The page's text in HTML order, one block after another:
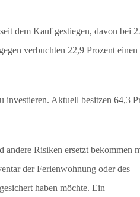
dem Kauf gestiegen, davon bei
verbuchten 22,9 Prozent einen
investieren. Aktuell besitzen 64,3
Risiken ersetzt bekommen
der Ferienwohnung oder des
haben möchte. Ein